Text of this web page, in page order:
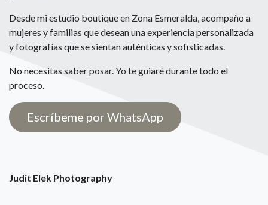
Desde mi estudio boutique en Zona Esmeralda, acompaño a
mujeres y familias que desean una experiencia personalizada
y fotografías que se sientan auténticas y sofisticadas.
No necesitas saber posar. Yo te guiaré durante todo el
proceso.
Escríbeme por WhatsApp
Judit Elek Photography